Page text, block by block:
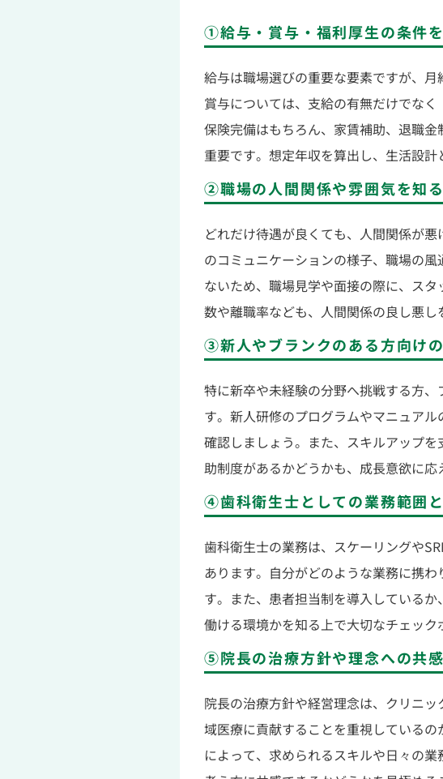
①給与・賞与・福利厚生の条件
給与は職場選びの重要な要素ですが、
賞与については、支給の有無だけでな
保険完備はもちろん、家賃補助、退職
重要です。想定年収を算出し、生活設計
②職場の人間関係や雰囲気を知る
どれだけ待遇が良くても、人間関係が
のコミュニケーションの様子、職場の
ないため、職場見学や面接の際に、ス
数や離職率なども、人間関係の良し悪し
③新人やブランクのある方向け
特に新卒や未経験の分野へ挑戦する方
す。新人研修のプログラムやマニュア
確認しましょう。また、スキルアップ
助制度があるかどうかも、成長意欲に応
④歯科衛生士としての業務範囲
歯科衛生士の業務は、スケーリングや
あります。自分がどのような業務に携
す。また、患者担当制を導入している
働ける環境かを知る上で大切なチェック
⑤院長の治療方針や理念への共感
院長の治療方針や経営理念は、クリニ
域医療に貢献することを重視している
によって、求められるスキルや日々の